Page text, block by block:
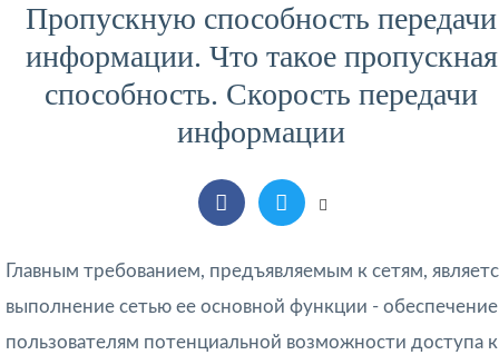
Пропускную способность передачи
информации. Что такое пропускная
способность. Скорость передачи
информации
Главным требованием, предъявляемым к сетям,
выполнение сетью ее основной функции - обеспечение
пользователям потенциальной возможности доступа к